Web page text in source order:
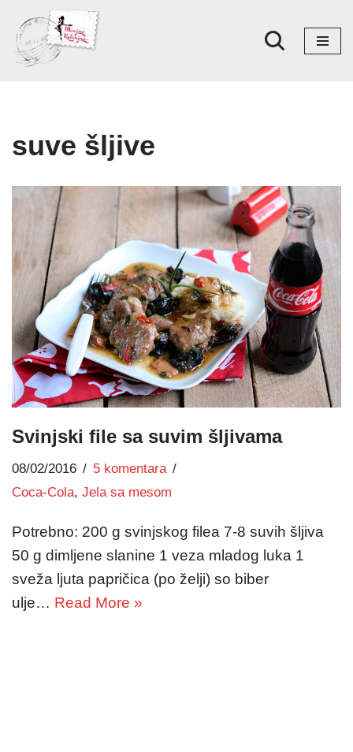
Skoči
na
suve šljive
Svinjski file sa suvim šljivama
08/02/2016
5 komentara
Coca-Cola, Jela sa mesom
Potrebno: 200 g svinjskog filea 7-8 suvih šljiva
50 g dimljene slanine 1 veza mladog luka 1
sveža ljuta papričica (po želji) so biber
ulje… Read More »